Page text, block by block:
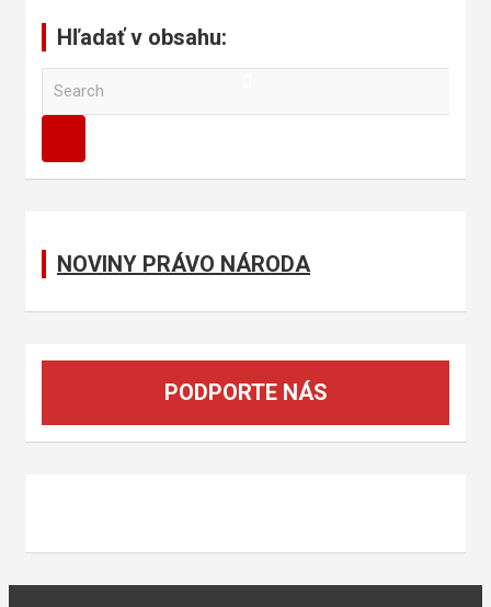
Hľadať v obsahu:
a
NOVINY PRÁVO NÁRODA
PODPORTE NÁS